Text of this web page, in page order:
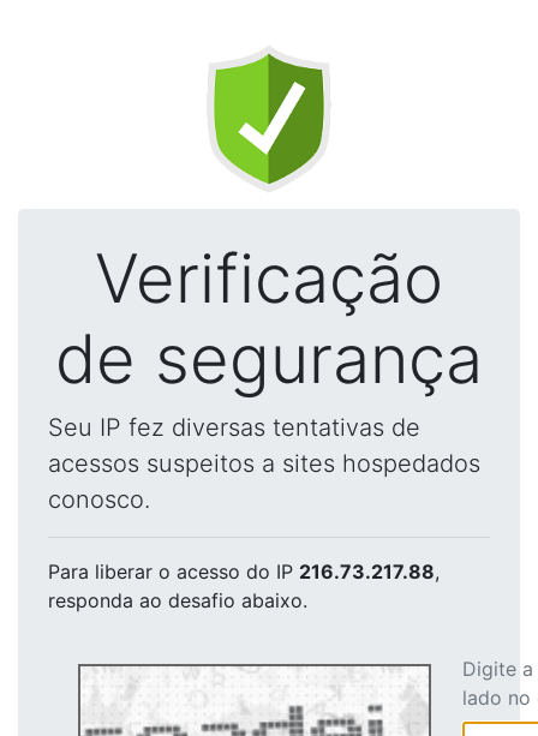
Verificação
de segurança
Seu IP fez diversas tentativas de
acessos suspeitos a sites hospedados
conosco.
Para liberar o acesso do IP 216.73.217.88,
responda ao desafio abaixo.
Digite
lado no